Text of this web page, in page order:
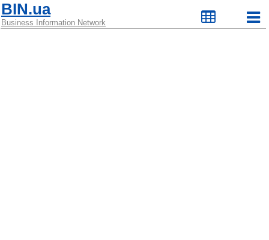
BIN.ua
Business Information Network